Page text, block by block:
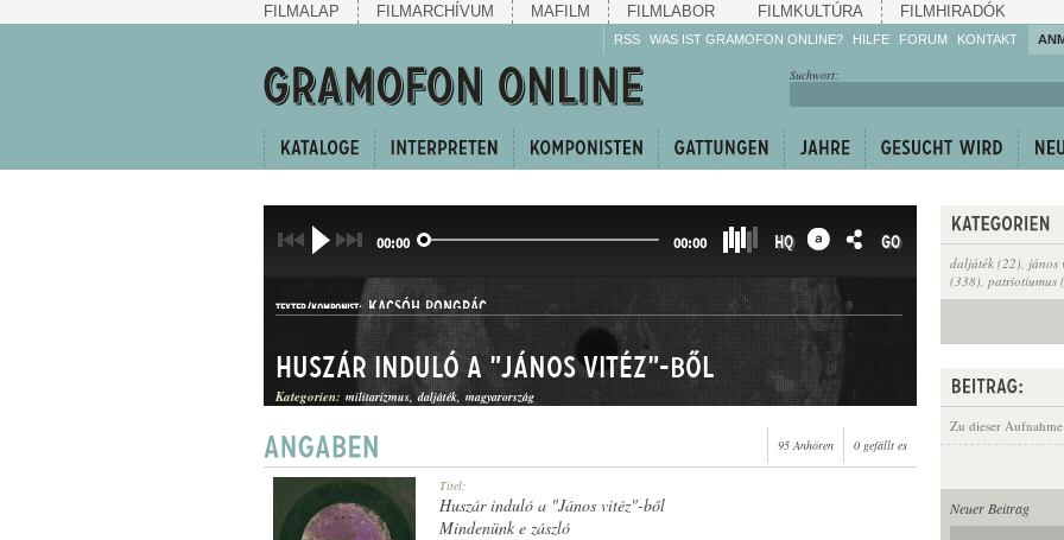
FILMALAP FILMARCHÍVUM MAFILM FILMLABOR FILMKULTÚRA FILMHIRADÓK
RSS WAS IST GRAMOFON ONLINE? HILFE
Machen Sie mit!
weiter!
FORUM KONTAKT
Suchwort:
daljáték (22), jános
(338), patriotiumus
Zu dieser
Neuer Beitrag
00:00 00:00 HQ GO
TEXTER/KOMPONIST: KACSÓH PONGRÁC
INDULÓ
Huszár induló a "János vitéz"-ből
Kategorien: militarizmus daljáték magyarország
95 Anhören 0 gefällt es
Titel:
Huszár induló a "János vitéz"-ből
Mindenünk e zászló